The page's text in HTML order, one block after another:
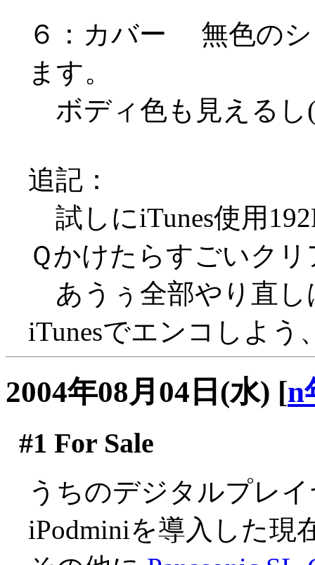
６：カバー 無色のシ
ます。
ボディ色も見えるし
追記：
試しにiTunes使用
Ｑかけたらすごいク
あうぅ全部やり直し
iTunesでエンコしよう
2004年08月04日(水) [n
#1 For Sale
うちのデジタルプレ
iPodminiを導入した現